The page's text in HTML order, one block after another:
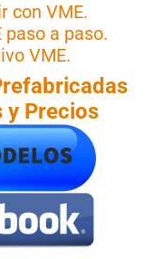
con VME.
paso a paso.
VME.
y Precios